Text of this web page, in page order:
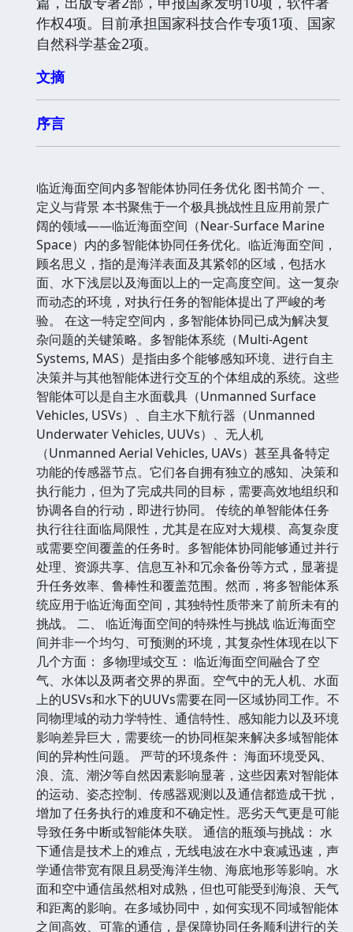
作权4项。目前承担国家科技合作专项1项、国家
自然科学基金2项。
文摘
序言
临近海面空间内多智能体协同任务优化 图书简介 一、
定义与背景 本书聚焦于一个极具挑战性且应用前景广
阔的领域——临近海面空间（Near-Surface Marine
Space）内的多智能体协同任务优化。临近海面空间，
顾名思义，指的是海洋表面及其紧邻的区域，包括水
面、水下浅层以及海面以上的一定高度空间。这一复杂
而动态的环境，对执行任务的智能体提出了严峻的考
验。 在这一特定空间内，多智能体协同已成为解决复
杂问题的关键策略。多智能体系统（Multi-Agent
Systems, MAS）是指由多个能够感知环境、进行自主
决策并与其他智能体进行交互的个体组成的系统。这些
智能体可以是自主水面载具（Unmanned Surface
Vehicles, USVs）、自主水下航行器（Unmanned
Underwater Vehicles, UUVs）、无人机
（Unmanned Aerial Vehicles, UAVs）甚至具备特定
功能的传感器节点。它们各自拥有独立的感知、决策和
执行能力，但为了完成共同的目标，需要高效地组织和
协调各自的行动，即进行协同。 传统的单智能体任务
执行往往面临局限性，尤其是在应对大规模、高复杂度
或需要空间覆盖的任务时。多智能体协同能够通过并行
处理、资源共享、信息互补和冗余备份等方式，显著提
升任务效率、鲁棒性和覆盖范围。然而，将多智能体系
统应用于临近海面空间，其独特性质带来了前所未有的
挑战。 二、 临近海面空间的特殊性与挑战 临近海面空
间并非一个均匀、可预测的环境，其复杂性体现在以下
几个方面： 多物理域交互： 临近海面空间融合了空
气、水体以及两者交界的界面。空气中的无人机、水面
上的USVs和水下的UUVs需要在同一区域协同工作。不
同物理域的动力学特性、通信特性、感知能力以及环境
影响差异巨大，需要统一的协同框架来解决多域智能体
间的异构性问题。 严苛的环境条件： 海面环境受风、
浪、流、潮汐等自然因素影响显著，这些因素对智能体
的运动、姿态控制、传感器观测以及通信都造成干扰，
增加了任务执行的难度和不确定性。恶劣天气更是可能
导致任务中断或智能体失联。 通信的瓶颈与挑战： 水
下通信是技术上的难点，无线电波在水中衰减迅速，声
学通信带宽有限且易受海洋生物、海底地形等影响。水
面和空中通信虽然相对成熟，但也可能受到海浪、天气
和距离的影响。在多域协同中，如何实现不同域智能体
之间高效、可靠的通信，是保障协同任务顺利进行的关